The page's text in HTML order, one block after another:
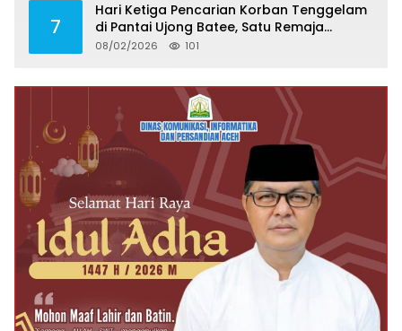
7
Hari Ketiga Pencarian Korban Tenggelam
di Pantai Ujong Batee, Satu Remaja
Ditemukan Meninggal, Satu Masih Hilang
08/02/2026 101